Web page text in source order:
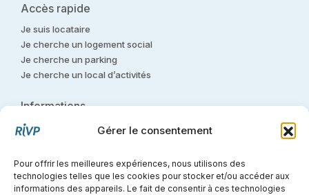
Gérer le consentement
Pour offrir les meilleures expériences, nous utilisons des
technologies telles que les cookies pour stocker et/ou accéder aux
informations des appareils. Le fait de consentir à ces technologies
Accès rapide
Je suis locataire
Je cherche un logement social
Je cherche un parking
Je cherche un local d’activités
Informations
Nous contacter
Contact presse
Déontologie